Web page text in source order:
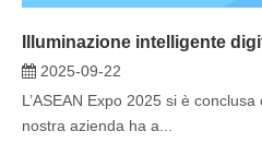
2025-09-22
L’ASEAN Expo 2025 si è
nostra azienda ha a...